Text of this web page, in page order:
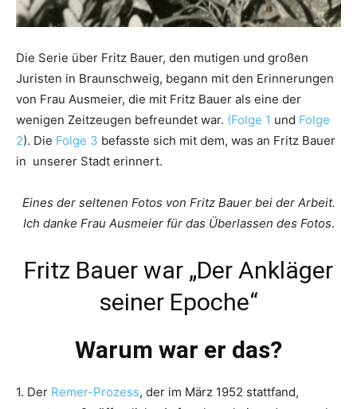
Die Serie über Fritz Bauer, den mutigen und großen
Juristen in Braunschweig, begann mit den Erinnerungen
von Frau Ausmeier, die mit Fritz Bauer als eine der
wenigen Zeitzeugen befreundet war. (Folge 1 und Folge
2). Die Folge 3 befasste sich mit dem, was an Fritz Bauer
in unserer Stadt erinnert.
Eines der seltenen Fotos von Fritz Bauer bei der Arbeit.
Ich danke Frau Ausmeier für das Überlassen des Fotos.
Fritz Bauer war „Der Ankläger
seiner Epoche“
Warum war er das?
1. Der Remer-Prozess, der im März 1952 stattfand,